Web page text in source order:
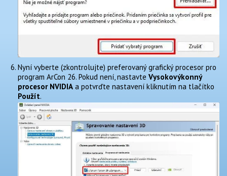
Nyní vyberte (zkontrolujte) preferovaný grafický procesor pro
program ArCon 26. Pokud není, nastavte Vysokovýkonný
procesor NVIDIAa potvrďte nastavení kliknutím na tlačítko
Použít.